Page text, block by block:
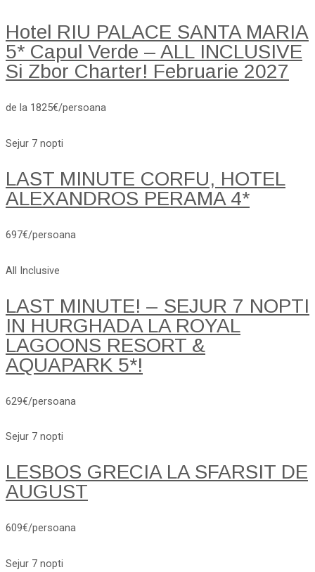
Hotel RIU PALACE SANTA MARIA
5* Capul Verde – ALL INCLUSIVE
Si Zbor Charter! Februarie 2027
de la 1825€/persoana
Sejur 7 nopti
LAST MINUTE CORFU, HOTEL
ALEXANDROS PERAMA 4*
697€/persoana
All Inclusive
LAST MINUTE! – SEJUR 7 NOPTI
IN HURGHADA LA ROYAL
LAGOONS RESORT &
AQUAPARK 5*!
629€/persoana
Sejur 7 nopti
LESBOS GRECIA LA SFARSIT DE
AUGUST
609€/persoana
Sejur 7 nopti